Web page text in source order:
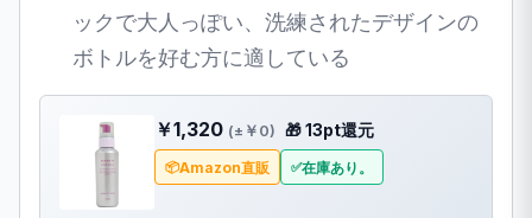
ックで大人っぽい、洗練されたデザインの
ボトルを好む方に適している
￥1,320 (±￥0) 🎁 13pt還元
Amazon直販 在庫あり。